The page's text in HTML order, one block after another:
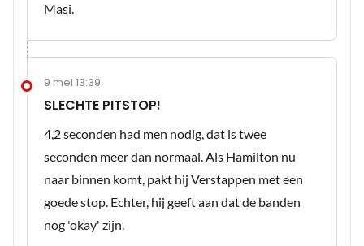
Masi.
9 mei 13:39
SLECHTE PITSTOP!
4,2 seconden had men nodig, dat is twee
seconden meer dan normaal. Als Hamilton nu
naar binnen komt, pakt hij Verstappen met een
goede stop. Echter, hij geeft aan dat de banden
nog 'okay' zijn.